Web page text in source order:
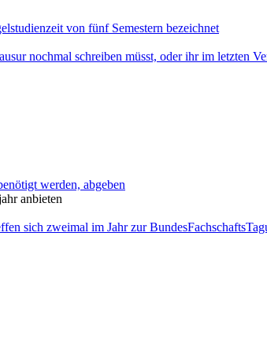
von fünf Semestern bezeichnet
nochmal schreiben müsst, oder ihr im letzten
werden, abgeben
anbieten
sich zweimal im Jahr zur